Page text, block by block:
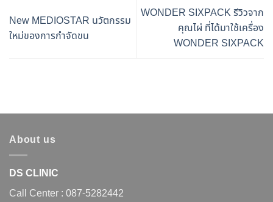
New MEDIOSTAR นวัตกรรม
ใหม่ของการกำจัดขน
WONDER SIXPACK รีวิวจาก
คุณไผ่ ที่ได้มาใช้เครื่อง
WONDER SIXPACK
About us
DS CLINIC
Call Center : 087-5282442